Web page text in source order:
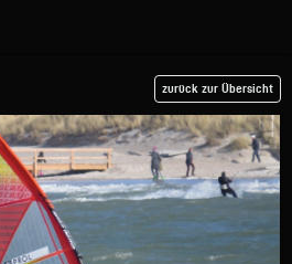
zurück zur Übersicht